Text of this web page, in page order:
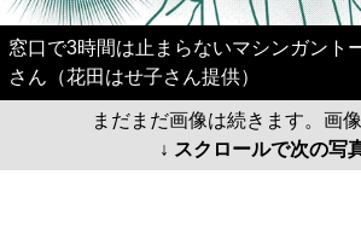
窓口で3時間は止まらないマシンガント
さん（花田はせ子さん提供）
まだまだ画像は続きます。画像
↓ スクロールで次の写